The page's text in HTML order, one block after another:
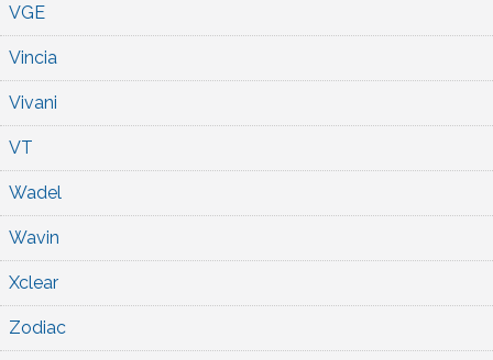
VGE
Vincia
Vivani
VT
Wadel
Wavin
Xclear
Zodiac